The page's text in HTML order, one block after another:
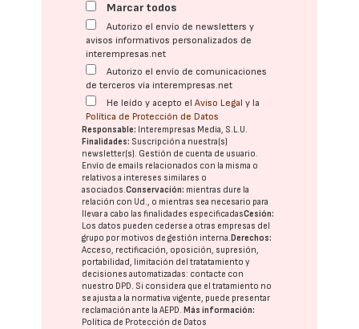
Marcar todos
Autorizo el envío de newsletters y
avisos informativos personalizados de
interempresas.net
Autorizo el envío de comunicaciones
de terceros vía interempresas.net
He leído y acepto elAviso Legal y la
Política de Protección de Datos
Responsable: Interempresas Media, S.L.U.
Finalidades: Suscripción a nuestra(s)
newsletter(s). Gestión de cuenta de usuario.
Envío de emails relacionados con la misma o
relativos a intereses similares o
asociados.Conservación: mientras dure la
relación con Ud., o mientras sea necesario para
llevar a cabo las finalidades especificadasCesión:
Los datos pueden cederse a otras empresas del
grupo por motivos de gestión interna. Derechos:
Acceso, rectificación, oposición, supresión,
portabilidad, limitación del tratatamiento y
decisiones automatizadas: contacte con
nuestro DPD. Si considera que el tratamiento no
se ajusta a la normativa vigente, puede presentar
reclamación ante laAEPD. Más información:
Política de Protección de Datos